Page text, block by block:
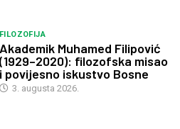
FILOZOFIJA
Akademik Muhamed Filipović
(1929–2020): filozofska misao
i povijesno iskustvo Bosne
3. augusta 2026.